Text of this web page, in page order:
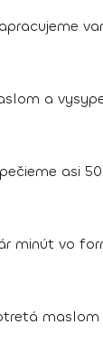
a
asi
minút vo
maslom